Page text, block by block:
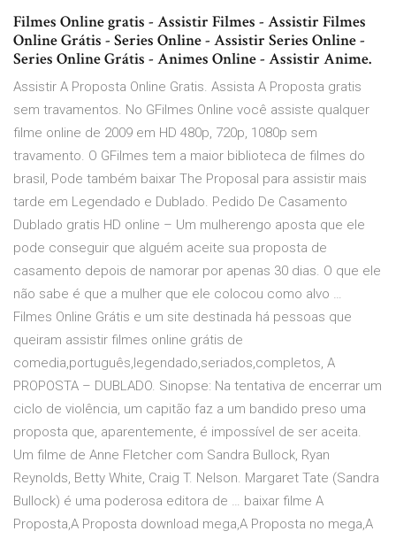
Filmes Online gratis - Assistir Filmes - Assistir Filmes
Online Grátis - Series Online - Assistir Series Online -
Series Online Grátis - Animes Online - Assistir Anime.
Assistir A Proposta Online Gratis. Assista A Proposta gratis
sem travamentos. No GFilmes Online você assiste qualquer
filme online de 2009 em HD 480p, 720p, 1080p sem
travamento. O GFilmes tem a maior biblioteca de filmes do
brasil, Pode também baixar The Proposal para assistir mais
tarde em Legendado e Dublado. Pedido De Casamento
Dublado gratis HD online – Um mulherengo aposta que ele
pode conseguir que alguém aceite sua proposta de
casamento depois de namorar por apenas 30 dias. O que ele
não sabe é que a mulher que ele colocou como alvo …
Filmes Online Grátis e um site destinada há pessoas que
queiram assistir filmes online grátis de
comedia,português,legendado,seriados,completos, A
PROPOSTA – DUBLADO. Sinopse: Na tentativa de encerrar um
ciclo de violência, um capitão faz a um bandido preso uma
proposta que, aparentemente, é impossível de ser aceita.
Um filme de Anne Fletcher com Sandra Bullock, Ryan
Reynolds, Betty White, Craig T. Nelson. Margaret Tate (Sandra
Bullock) é uma poderosa editora de … baixar filme A
Proposta,A Proposta download mega,A Proposta no mega,A